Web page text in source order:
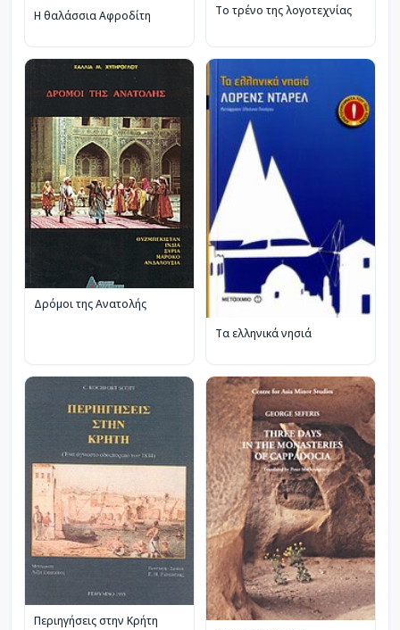
Η θαλάσσια Αφροδίτη Το τρένο της λογοτεχνίας
Δρόμοι της Ανατολής
Τα ελληνικά νησιά
Περιηγήσεις στην Κρήτη